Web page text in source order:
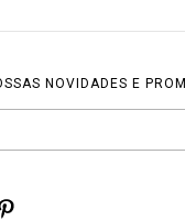
NOVIDADES E